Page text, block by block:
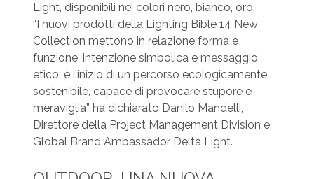
Light, disponibili nei colori nero, bianco, oro.
“I nuovi prodotti della Lighting Bible 14 New
Collection mettono in relazione forma e
funzione, intenzione simbolica e messaggio
etico: è l’inizio di un percorso ecologicamente
sostenibile, capace di provocare stupore e
meraviglia” ha dichiarato Danilo Mandelli,
Direttore della Project Management Division e
Global Brand Ambassador Delta Light.